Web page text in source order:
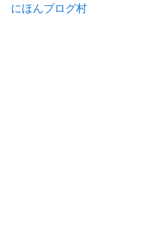
にほんブログ村